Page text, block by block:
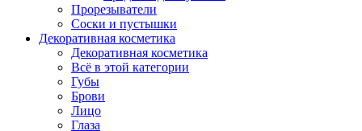
Прорезыватели
Соски и пустышки
Декоративная косметика
Декоративная косметика
Всё в этой категории
Губы
Брови
Лицо
Глаза